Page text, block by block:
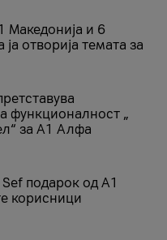
Македонија и 6
отворија темата за
функционалност „
за А1 Алфа
подарок од А1
корисници